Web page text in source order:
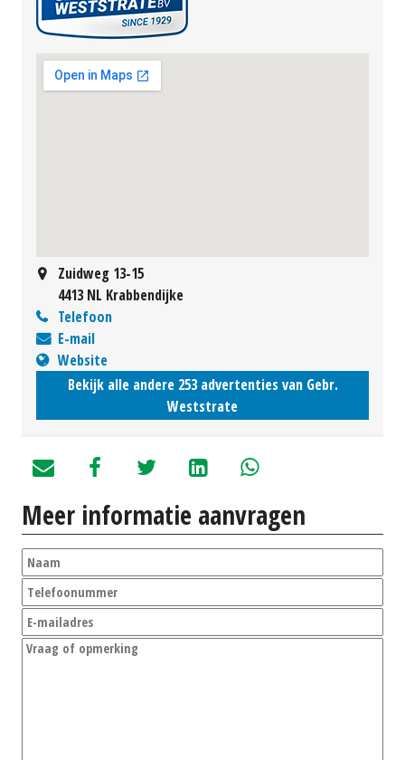
Zuidweg 13-15
4413 NL Krabbendijke
Telefoon
E-mail
Website
Bekijk alle andere 253 advertenties van Gebr.
Weststrate
Meer informatie aanvragen